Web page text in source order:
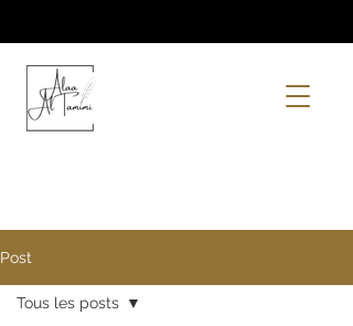
Post
Tous les posts